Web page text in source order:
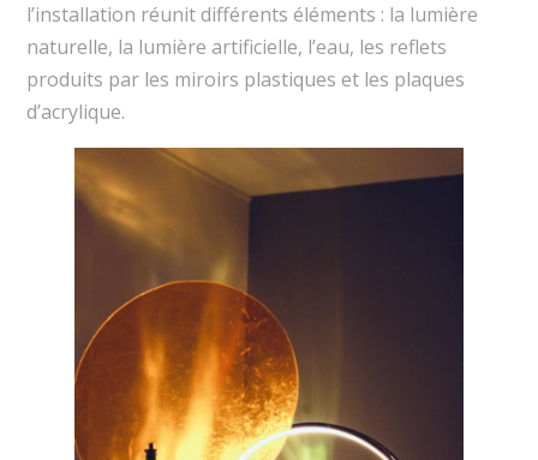
l’installation réunit différents éléments : la lumière
naturelle, la lumière artificielle, l’eau, les reflets
produits par les miroirs plastiques et les plaques
d’acrylique.